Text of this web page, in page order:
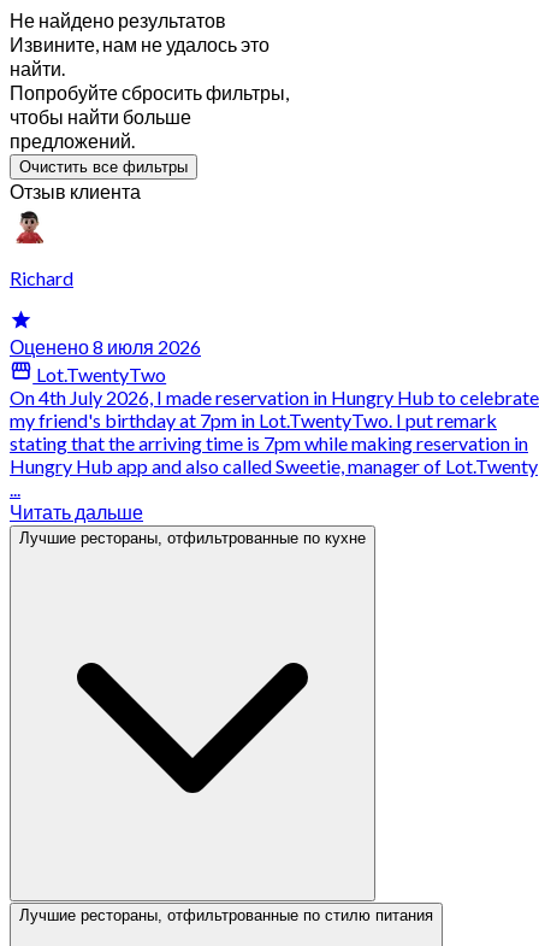
Не найдено результатов
Извините, нам не удалось это
найти.
Попробуйте сбросить фильтры,
чтобы найти больше
предложений.
Очистить все фильтры
Отзыв клиента
Richard
Оценено 8 июля 2026
Lot.TwentyTwo
On 4th July 2026, I made reservation in Hungry Hub to celebrate
my friend's birthday at 7pm in Lot.TwentyTwo. I put remark
stating that the arriving time is 7pm while making reservation in
Hungry Hub app and also called Sweetie, manager of Lot.Twenty
...
Читать дальше
Лучшие рестораны, отфильтрованные по кухне
Лучшие рестораны, отфильтрованные по стилю питания